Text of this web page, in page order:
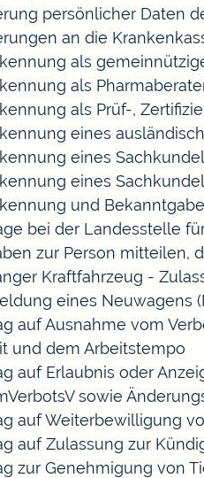
persönlicher Daten
an die
als
als
als Prüf-,
eines
eines
eines
und
bei der Landesstelle
zur Person mitteilen,
Kraftfahrzeug -
eines Neuwagens
auf Ausnahme vom
und dem Arbeitstempo
auf Erlaubnis oder
sowie
auf Weiterbewilligung
auf Zulassung zur
zur Genehmigung von